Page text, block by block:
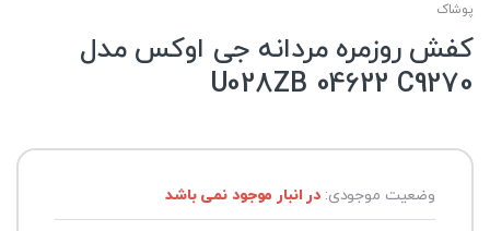
پوشاک
کفش روزمره مردانه جی اوکس مدل
U028ZB 04622 C9270
وضعیت موجودی:در انبار موجود نمی باشد